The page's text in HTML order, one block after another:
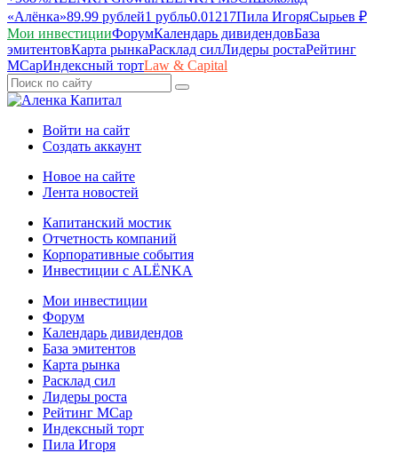
«Алёнка»89.99 рублей1 рубль0.01217Пила ИгоряСырьев ₽
Мои инвестицииФорумКалендарь дивидендовБаза
эмитентовКарта рынкаРасклад силЛидеры ростаРейтинг
MCapИндексный тортLaw & Capital
Войти на сайт
Создать аккаунт
Новое на сайте
Лента новостей
Капитанский мостик
Отчетность компаний
Корпоративные события
Инвестиции с ALЁNKA
Мои инвестиции
Форум
Календарь дивидендов
База эмитентов
Карта рынка
Расклад сил
Лидеры роста
Рейтинг MCap
Индексный торт
Пила Игоря